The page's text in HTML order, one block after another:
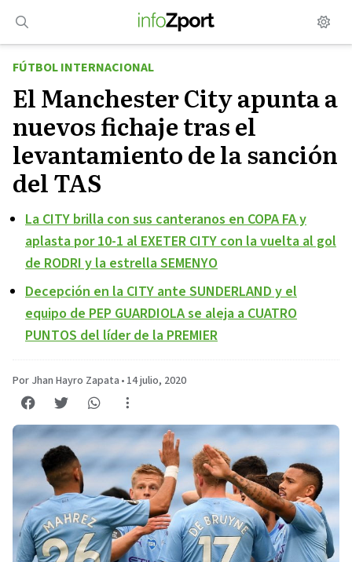
contenido
FÚTBOL INTERNACIONAL
El Manchester City apunta a
nuevos fichaje tras el
levantamiento de la sanción
del TAS
La CITY brilla con sus canteranos en COPA FA y
aplasta por 10-1 al EXETER CITY con la vuelta al gol
de RODRI y la estrella SEMENYO
Decepción en la CITY ante SUNDERLAND y el
equipo de PEP GUARDIOLA se aleja a CUATRO
PUNTOS del líder de la PREMIER
Por Jhan Hayro Zapata • 14 julio, 2020